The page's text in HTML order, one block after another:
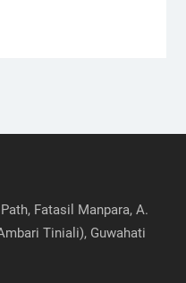
Fatasil Manpara, A.
Tiniali), Guwahati